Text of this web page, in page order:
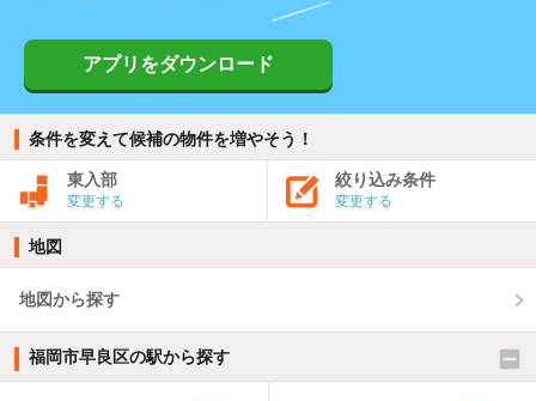
アプリをダウンロード
条件を変えて候補の物件を増やそう！
東入部
変更する
絞り込み条件
変更する
地図
地図から探す
福岡市早良区の駅から探す